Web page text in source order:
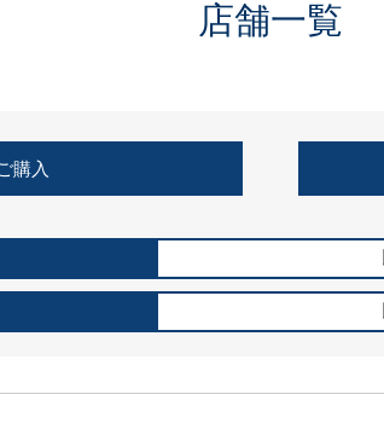
LinkedIn
住宅使用部材標準化推進協議会
店舗一覧
購入